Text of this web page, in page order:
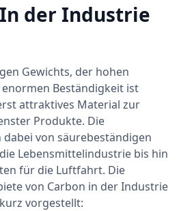
der Industrie
Gewichts, der hohen
Beständigkeit ist
attraktives Material zur
Produkte. Die
von säurebeständigen
Lebensmittelindustrie bis hin
für die Luftfahrt. Die
von Carbon in der Industrie
vorgestellt: